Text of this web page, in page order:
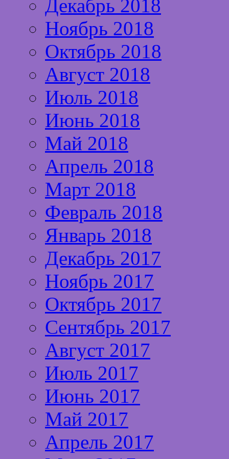
Декабрь 2018
Ноябрь 2018
Октябрь 2018
Август 2018
Июль 2018
Июнь 2018
Май 2018
Апрель 2018
Март 2018
Февраль 2018
Январь 2018
Декабрь 2017
Ноябрь 2017
Октябрь 2017
Сентябрь 2017
Август 2017
Июль 2017
Июнь 2017
Май 2017
Апрель 2017